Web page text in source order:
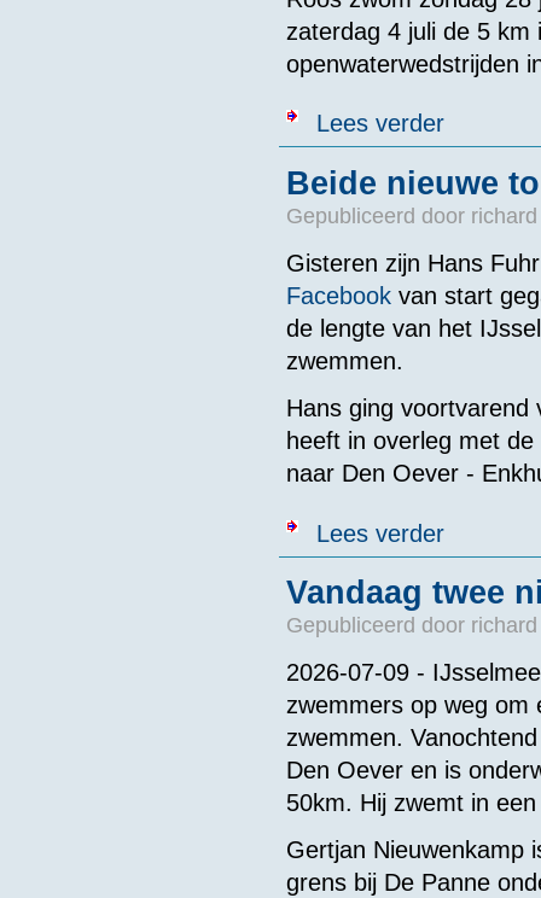
zaterdag 4 juli de 5 km
openwaterwedstrijden
Lees verderover Roos
Beide nieuwe
Gepubliceerd door
Gisteren zijn Hans
Facebookvan start
de lengte van het
zwemmen.
Hans ging
heeft in overleg met
naar Den Oever -
Lees verderover Beide
Vandaag twee
Gepubliceerd door
2026-07-09 -
zwemmers op weg om
zwemmen.
Den Oever en is
50km. Hij zwemt in
Gertjan Nieuwenkamp
grens bij De Panne